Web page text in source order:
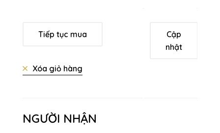
Tiếp tục mua
Xóa giỏ hàng
Cập
nhật
NGƯỜI NHẬN